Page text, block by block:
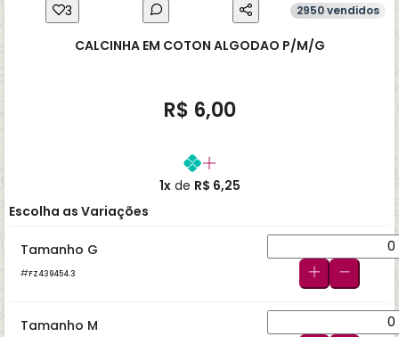
3 2950 vendidos
CALCINHA EM COTON ALGODAO P/M/G
R$ 6,00
1xde R$ 6,25
Escolha as Variações
Tamanho G
FZ439454.3
Tamanho M